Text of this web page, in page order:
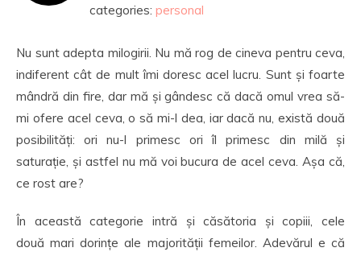
categories: personal
Nu sunt adepta milogirii. Nu mă rog de cineva pentru ceva,
indiferent cât de mult îmi doresc acel lucru. Sunt și foarte
mândră din fire, dar mă și gândesc că dacă omul vrea să-
mi ofere acel ceva, o să mi-l dea, iar dacă nu, există două
posibilități: ori nu-l primesc ori îl primesc din milă și
saturație, și astfel nu mă voi bucura de acel ceva. Așa că,
ce rost are?
În această categorie intră și căsătoria și copiii, cele
două mari dorințe ale majorității femeilor. Adevărul e că